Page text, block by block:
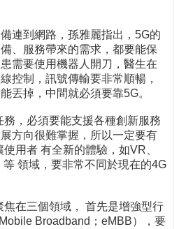
連到網路，孫雅麗指出，5G的
、服務帶來的需求，都要能保
需要使用機器人開刀，醫生在
控制，訊號傳輸要非常順暢，
丟掉，中間就必須要靠5G。
，必須要能支援各種創新服務
方向很難掌握，所以一定要有
用者 有全新的體驗，如VR、
領域，要非常不同於現在的4G
焦在三個領域， 首先是增強型行
Broadband；eMBB），要